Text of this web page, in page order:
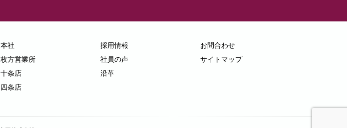
本社
枚方営業所
十条店
四条店
採用情報
社員の声
沿革
お問合わせ
サイトマップ